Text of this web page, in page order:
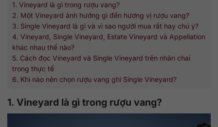
1. Vineyard là gì trong rượu vang?
2. Một Vineyard ảnh hưởng gì đến hương vị rượu vang?
3. Single Vineyard là gì và vì sao người mua rất hay chú ý?
4. Vineyard, Single Vineyard, Estate Vineyard và Appellation
khác nhau thế nào?
5. Cách đọc Vineyard và Single Vineyard trên nhãn chai
trong thực tế
6. Khi nào nên chọn rượu vang ghi Single Vineyard?
1. Vineyard là gì trong rượu vang?